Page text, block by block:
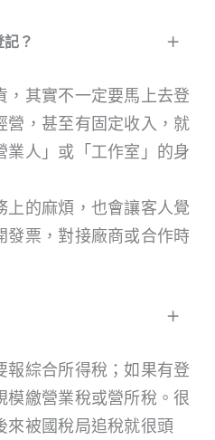
？
，其實不一定要馬上去登
營，甚至有固定收入，就
業人」或「工作室」的身
上的麻煩，也會讓客人覺
發票，對接廠商或合作時
報綜合所得稅；如果有登
模繳營業稅或營所稅。很
來被國稅局追稅就很頭